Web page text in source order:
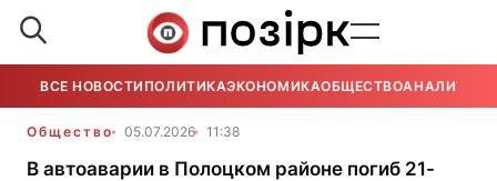
ВСЕ НОВОСТИ ПОЛИТИКАЭКОНОМИКАОБЩЕСТВОАНАЛИТИКА
Общество 05.07.2026 11:38
В автоаварии в Полоцком районе погиб 21-